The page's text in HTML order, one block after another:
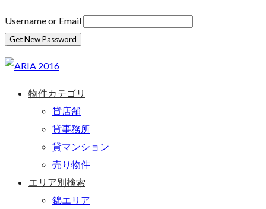
Username or Email
物件カテゴリ
貸店舗
貸事務所
貸マンション
売り物件
エリア別検索
錦エリア